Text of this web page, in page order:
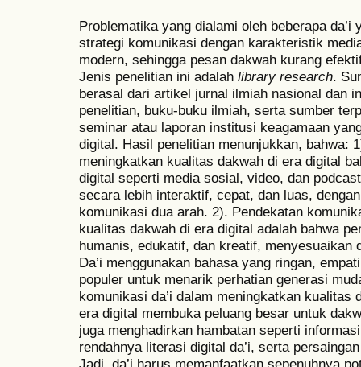
Problematika yang dialami oleh beberapa
strategi komunikasi dengan karakteristik
modern, sehingga pesan dakwah kurang
Jenis penelitian ini adalah library research.
berasal dari artikel jurnal ilmiah nasional dan
penelitian, buku-buku ilmiah, serta sumber
seminar atau laporan institusi keagamaan
digital. Hasil penelitian menunjukkan, bahwa:
meningkatkan kualitas dakwah di era digital
digital seperti media sosial, video, dan
secara lebih interaktif, cepat, dan luas,
komunikasi dua arah. 2). Pendekatan
kualitas dakwah di era digital adalah bahwa
humanis, edukatif, dan kreatif, menyesuaikan
Da’i menggunakan bahasa yang ringan,
populer untuk menarik perhatian generasi
komunikasi da’i dalam meningkatkan kualitas
era digital membuka peluang besar untuk
juga menghadirkan hambatan seperti
rendahnya literasi digital da’i, serta